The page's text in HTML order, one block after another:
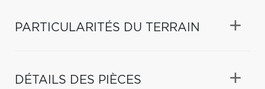
PARTICULARITÉS DU TERRAIN
DÉTAILS DES PIÈCES